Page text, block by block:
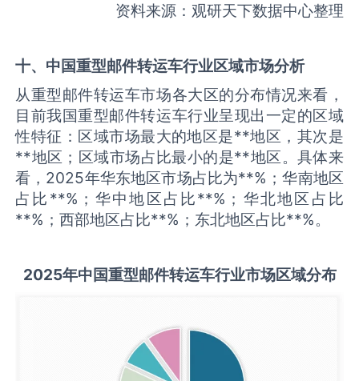
资料来源：观研天下数据中心整理
十、中国重型邮件转运车行业区域市场分析
从重型邮件转运车市场各大区的分布情况来看，
目前我国重型邮件转运车行业呈现出一定的区域
性特征：区域市场最大的地区是**地区，其次是
**地区；区域市场占比最小的是**地区。具体来
看，2025年华东地区市场占比为**%；华南地区
占比**%；华中地区占比**%；华北地区占比
**%；西部地区占比**%；东北地区占比**%。
2025年中国重型邮件转运车行业市场区域分布